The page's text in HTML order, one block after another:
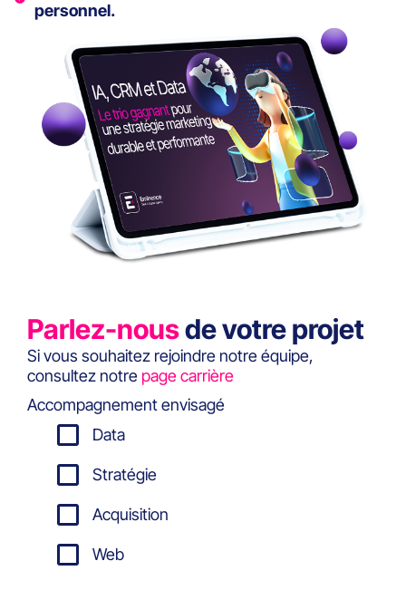
personnel.
Parlez-nousde votre projet
Si vous souhaitez rejoindre notre équipe,
consultez notre page carrière
Accompagnement envisagé
Data
Stratégie
Acquisition
Web